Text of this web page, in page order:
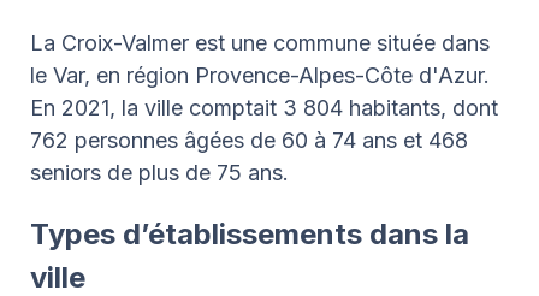
La Croix-Valmer est une commune située dans
le Var, en région Provence-Alpes-Côte d'Azur.
En 2021, la ville comptait 3 804 habitants, dont
762 personnes âgées de 60 à 74 ans et 468
seniors de plus de 75 ans.
Types d’établissements dans la
ville